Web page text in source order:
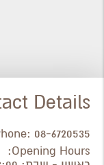
Details
08-6720535
Opening Hours: